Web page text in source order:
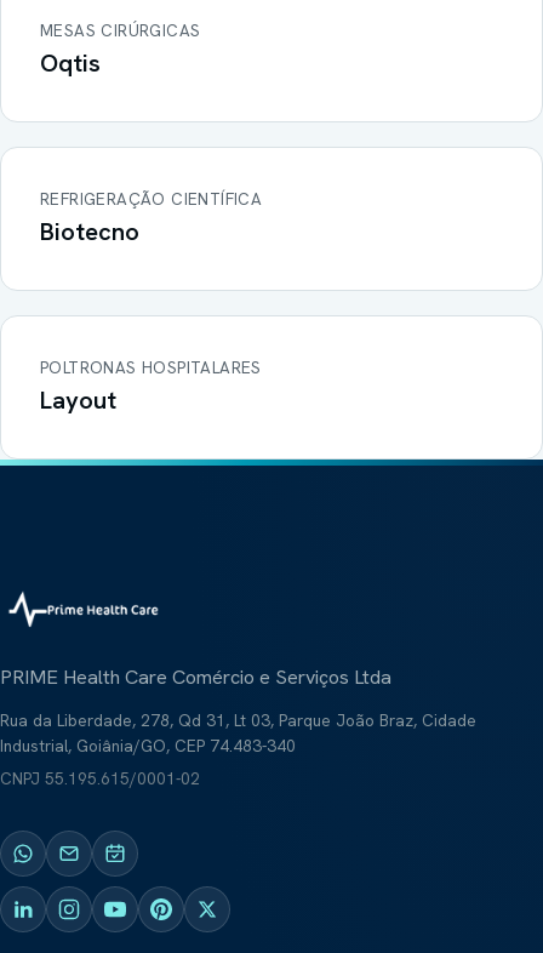
MESAS CIRÚRGICAS
Oqtis
REFRIGERAÇÃO CIENTÍFICA
Biotecno
POLTRONAS HOSPITALARES
Layout
PRIME Health Care Comércio e Serviços Ltda
Rua da Liberdade, 278, Qd 31, Lt 03, Parque João Braz, Cidade
Industrial, Goiânia/GO, CEP 74.483-340
CNPJ 55.195.615/0001-02